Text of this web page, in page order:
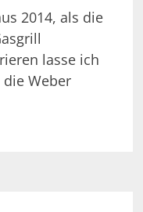
2014, als die
lasse ich
Weber